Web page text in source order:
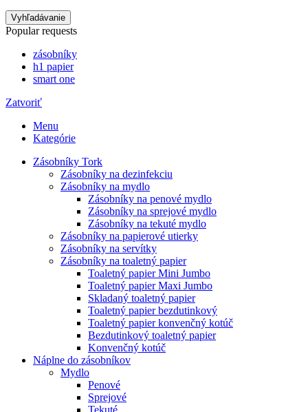
Vyhľadávanie
Popular requests
zásobníky
h1 papier
smart one
Zatvoriť
Menu
Kategórie
Zásobníky Tork
Zásobníky na dezinfekciu
Zásobníky na mydlo
Zásobníky na penové mydlo
Zásobníky na sprejové mydlo
Zásobníky na tekuté mydlo
Zásobníky na papierové utierky
Zásobníky na servítky
Zásobníky na toaletný papier
Toaletný papier Mini Jumbo
Toaletný papier Maxi Jumbo
Skladaný toaletný papier
Toaletný papier bezdutinkový
Toaletný papier konvenčný kotúč
Bezdutinkový toaletný papier
Konvenčný kotúč
Náplne do zásobníkov
Mydlo
Penové
Sprejové